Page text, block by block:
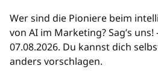
Wer sind die Pioniere beim
von AI im Marketing? Sag’s uns!
07.08.2026. Du kannst dich
anders vorschlagen.